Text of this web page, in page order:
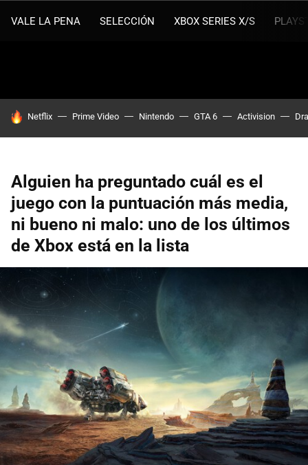
VALE LA PENA SELECCIÓN XBOX SERIES X/S
HOY SE HABLA DE
Netflix Prime Video Nintendo GTA 6 Activision
Alguien ha preguntado cuál es el
juego con la puntuación más media,
ni bueno ni malo: uno de los últimos
de Xbox está en la lista